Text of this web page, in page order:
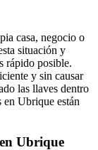
casa, negocio o
situación y
rápido posible.
y sin causar
las llaves dentro
en Ubrique están
Ubrique